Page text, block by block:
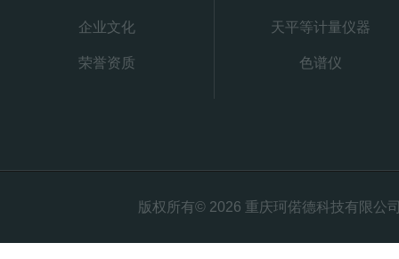
企业文化
荣誉资质
天平等计量仪器
色谱仪
版权所有© 2026 重庆珂偌德科技有限